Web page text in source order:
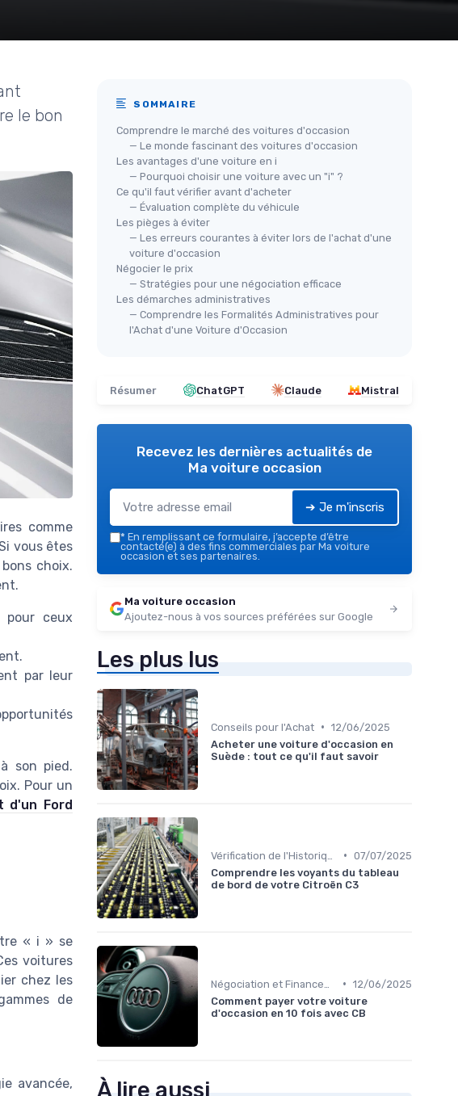
le bon
comme
vous êtes
choix.
pour ceux
par leur
son pied.
Pour un
d'un Ford
« i » se
voitures
chez les
de
avancée,
SOMMAIRE
Comprendre le marché des voitures d'occasion
— Le monde fascinant des voitures d'occasion
Les avantages d'une voiture en i
— Pourquoi choisir une voiture avec un "i" ?
Ce qu'il faut vérifier avant d'acheter
— Évaluation complète du véhicule
Les pièges à éviter
— Les erreurs courantes à éviter lors de l'achat d'une
voiture d'occasion
Négocier le prix
— Stratégies pour une négociation efficace
Les démarches administratives
— Comprendre les Formalités Administratives pour
l'Achat d'une Voiture d'Occasion
Résumer ChatGPT Claude Mistral
Recevez les dernières actualités de
Ma voiture occasion
➔ Je m'inscris
* En remplissant ce formulaire, j’accepte d’être
contacté(e) à des fins commerciales par Ma voiture
occasion et ses partenaires.
Ma voiture occasion
Ajoutez-nous à vos sources préférées sur Google
Les plus lus
Conseils pour l'Achat • 12/06/2025
Acheter une voiture d'occasion en
Suède : tout ce qu'il faut savoir
• 07/07/2025
Comprendre les voyants du tableau
de bord de votre Citroën C3
• 12/06/2025
Comment payer votre voiture
d'occasion en 10 fois avec CB
À lire aussi